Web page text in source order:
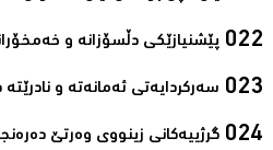
پێشنیازێکی دڵسۆزانە و
سەرکردایەتی ئەمانەتە و
گرژییەکانی زینووی وەرتێ